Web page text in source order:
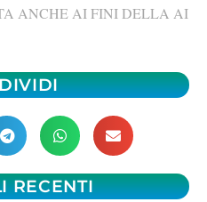
ANCHE AI FINI DELLA AI
RECENTI